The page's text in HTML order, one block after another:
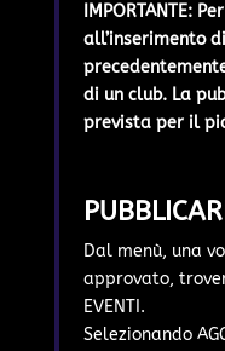
IMPORTANTE:
all’inserimento
di un club. La
prevista per il
Dal menù, una
approvato,
EVENTI.
Selezionando